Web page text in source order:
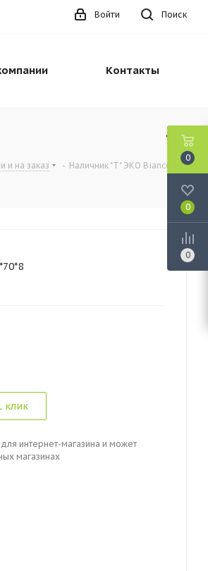
Поиск
Войти
Контакты
и на заказ - Наличник "Т" ЭКО Bianco
клик
интернет-магазина и может
магазинах
0
0
0